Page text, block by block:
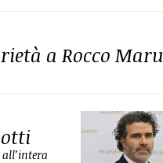
a Rocco
all’intera